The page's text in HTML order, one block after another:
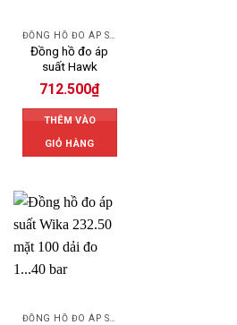
ĐỒNG HỒ ĐO ÁP SUẤT
Đồng hồ đo áp
suất Hawk
712.500₫
THÊM VÀO
GIỎ HÀNG
ĐỒNG HỒ ĐO ÁP SUẤT